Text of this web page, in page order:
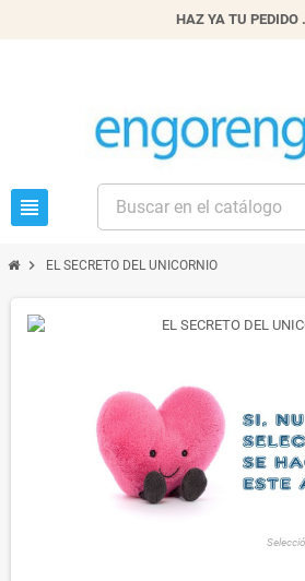
HAZ YA TU PEDIDO
view_headline
chevron_right EL SECRETO DEL UNICORNIO